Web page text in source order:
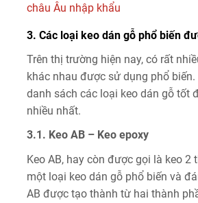
châu Âu nhập khẩu
3. Các loại keo dán gỗ phổ biến
Trên thị trường hiện nay, có rất
khác nhau được sử dụng phổ
danh sách các loại keo dán gỗ tốt
nhiều nhất.
3.1. Keo AB – Keo epoxy
Keo AB, hay còn được gọi là keo 2
một loại keo dán gỗ phổ biến và
AB được tạo thành từ hai thành